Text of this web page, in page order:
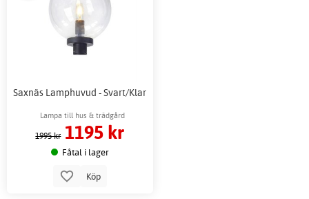
Saxnäs Lamphuvud - Svart/Klar
Lampa till hus & trädgård
1995 kr 1195 kr
Fåtal i lager
Köp